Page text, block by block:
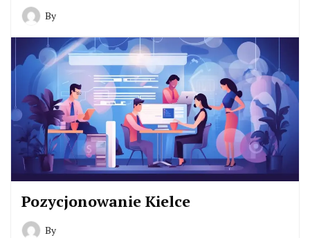
By
Pozycjonowanie Kielce
By